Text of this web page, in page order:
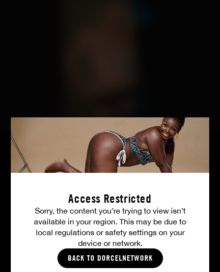
Access Restricted
Sorry, the content you’re trying to view isn’t
available in your region. This may be due to
local regulations or safety settings on your
device or network.
BACK TO DORCELNETWORK
Vos avantages membres